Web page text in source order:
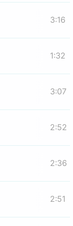
3:16
1:32
3:07
2:52
2:36
2:51